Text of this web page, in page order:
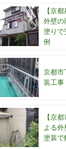
【京
外壁の
塗りで
例
京都市
装工事
【京
よる外
塗装で